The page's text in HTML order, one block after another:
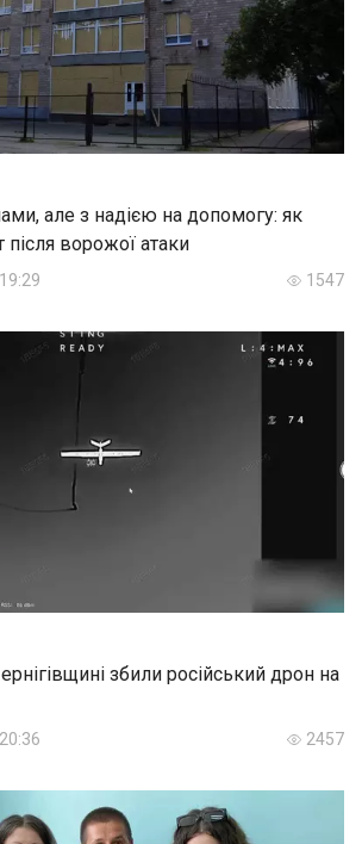
але з надією на допомогу: як
після ворожої атаки
1547
збили російський дрон на
2457